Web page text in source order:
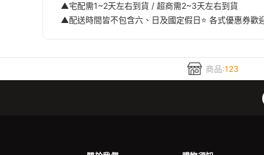
▲宅配需1~2天左右到貨 / 超商需2~3天左右到貨
▲配送時間皆不包含六、日及國定假日⭐️ 各式優惠券歡
商品:123